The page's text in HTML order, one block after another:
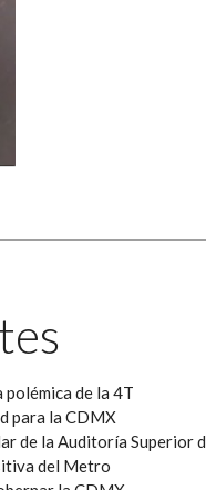
de la 4T
para la CDMX
de la Auditoría Superior
del Metro